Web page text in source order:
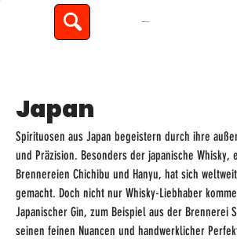
spiritfly
Japan
Spirituosen aus Japan begeistern durch ihre
und Präzision. Besonders der japanische Whisky,
Brennereien Chichibu und Hanyu, hat sich
gemacht. Doch nicht nur Whisky-Liebhaber
Japanischer Gin, zum Beispiel aus der Brennerei
seinen feinen Nuancen und handwerklicher